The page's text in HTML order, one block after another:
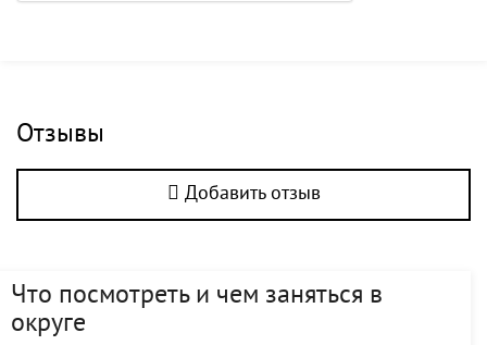
Отзывы
Добавить отзыв
Что посмотреть и чем заняться в
округе